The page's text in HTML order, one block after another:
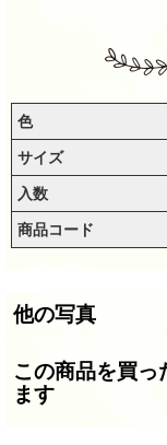
色
サイズ
入数
商品コード
他の写真
この商品を買っ
ます